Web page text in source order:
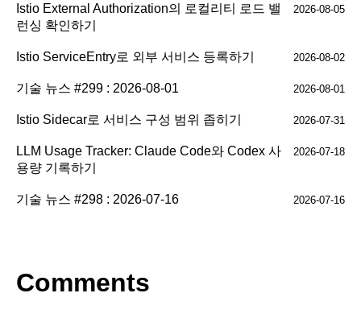
Istio External Authorization의 로컬리티 로드 밸
런싱 확인하기
2026-08-05
Istio ServiceEntry로 외부 서비스 등록하기 2026-08-02
기술 뉴스 #299 : 2026-08-01 2026-08-01
Istio Sidecar로 서비스 구성 범위 좁히기 2026-07-31
LLM Usage Tracker: Claude Code와 Codex 사
용량 기록하기
2026-07-18
기술 뉴스 #298 : 2026-07-16 2026-07-16
Comments